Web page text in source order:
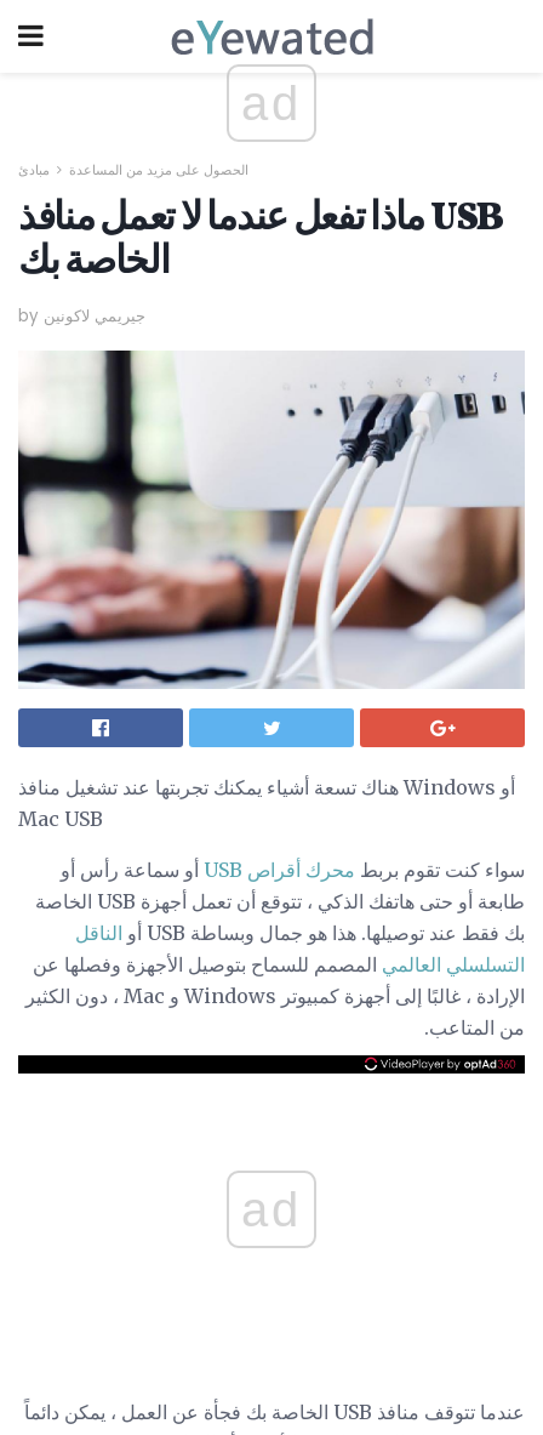
ad
الحصول على مزيد من المساعدة مبادئ
ماذا تفعل عندما لا تعمل منافذ USB
الخاصة بك
by جيريمي لاكونين
هناك تسعة أشياء يمكنك تجربتها عند تشغيل منافذ Windows أو
Mac USB
سواء كنت تقوم بربط محرك أقراص USB
أو سماعة رأس أو
طابعة أو حتى هاتفك الذكي ، تتوقع أن تعمل أجهزة USB الخاصة
بك فقط عند توصيلها. هذا هو جمال وبساطة USB أو
الناقل
التسلسلي العالمي المصمم للسماح بتوصيل الأجهزة وفصلها عن
الإرادة ، غالبًا إلى أجهزة كمبيوتر Windows و Mac ، دون الكثير
من المتاعب.
ad
عندما تتوقف منافذ USB الخاصة بك فجأة عن العمل ، يمكن دائماً